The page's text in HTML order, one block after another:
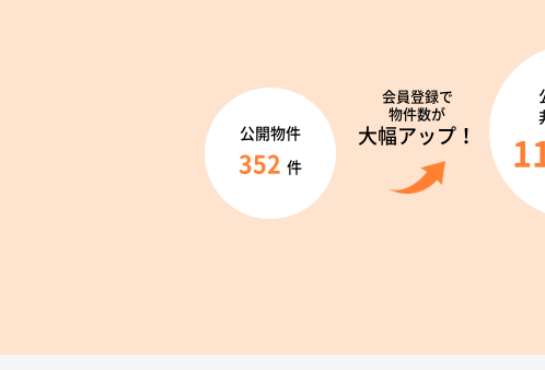
会員登録で
物件数が
大幅アップ！
公開物件
352 件